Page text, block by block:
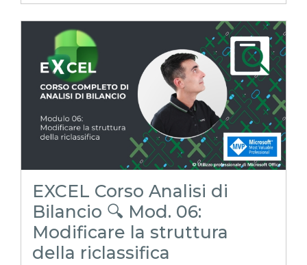
xlsx
excel tips
EXCELoltreognilimiteTRUCCHIeSEGRETI
excel facile
excel tutorial italiano
excel magico
emmanuele vietti
corso excel
analisi di bilancio
rendiconto finanziario
indici di bilancio
corso analisi di bilancio
EXCEL Corso Analisi di
Bilancio 🔍 Mod. 06:
Modificare la struttura
della riclassifica